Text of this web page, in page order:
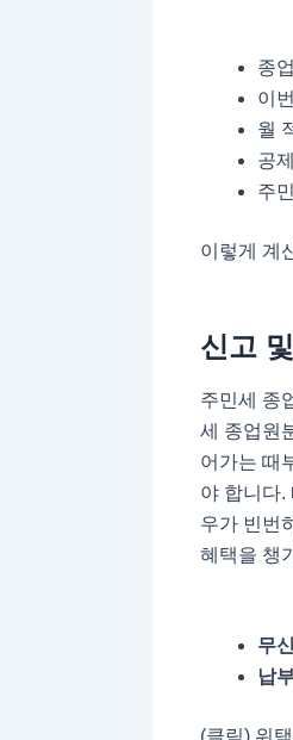
종
이
월
공
주
이렇게 계
신고
주민세 종
세 종업원
어가는 때
야 합니다.
우가 빈번
혜택을 챙
무
납
(클릭) 위